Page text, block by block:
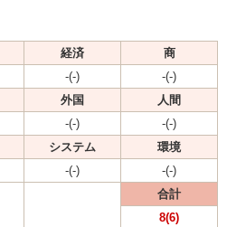
経済
商
-(-)
-(-)
外国
人間
-(-)
-(-)
システム
環境
-(-)
-(-)
合計
8(6)